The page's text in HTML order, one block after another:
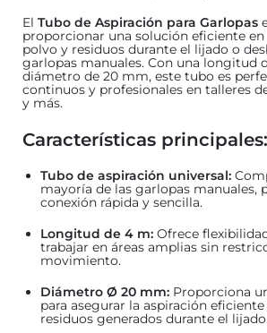
El Tubo de Aspiración para Garlopas
proporcionar una solución eficiente
polvo y residuos durante el lijado o
garlopas manuales. Con una longitud
diámetro de 20 mm, este tubo es
continuos y profesionales en talleres
y más.
Características principales:
Tubo de aspiración universal:
mayoría de las garlopas manuales,
conexión rápida y sencilla.
Longitud de 4 m: Ofrece
trabajar en áreas amplias sin
movimiento.
Diámetro Ø 20 mm: Proporciona
para asegurar la aspiración
residuos generados durante el